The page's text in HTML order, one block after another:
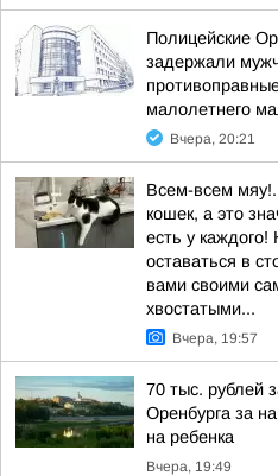
Полицейские
задержали
малолетнего
Вчера, 20:21
Всем-всем
кошек, а это
есть у
оставаться в
вами своими
хвостатыми...
Вчера, 19:57
70 тыс. рублей
Оренбурга за
на ребенка
Вчера, 19:49